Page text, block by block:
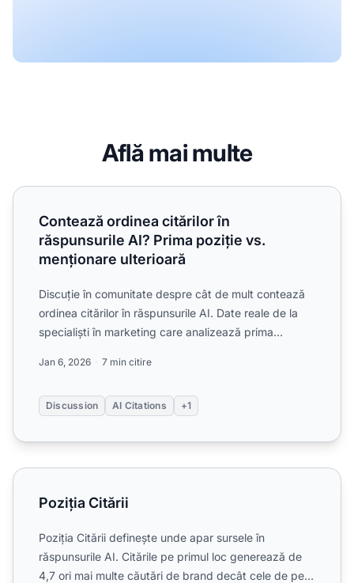
Află mai multe
Contează ordinea citărilor în răspunsurile AI? Prima
Contează ordinea citărilor în
răspunsurile AI? Prima poziție vs.
menționare ulterioară
Discuție în comunitate despre cât de mult contează
ordinea citărilor în răspunsurile AI. Date reale de la
specialiști în marketing care analizează prima
Jan 6, 2026 7 min citire
Discussion AI Citations +1
Poziția Citării
Poziția Citării
Poziția Citării definește unde apar sursele în
răspunsurile AI. Citările pe primul loc generează de
4,7 ori mai multe căutări de brand decât cele de pe